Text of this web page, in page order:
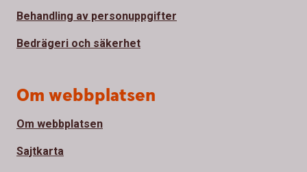
Behandling av personuppgifter
Bedrägeri och säkerhet
Om webbplatsen
Om webbplatsen
Sajtkarta